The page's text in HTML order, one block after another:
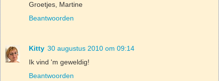
Groetjes, Martine
Beantwoorden
Kitty 30 augustus 2010 om 09:14
Ik vind 'm geweldig!
Beantwoorden